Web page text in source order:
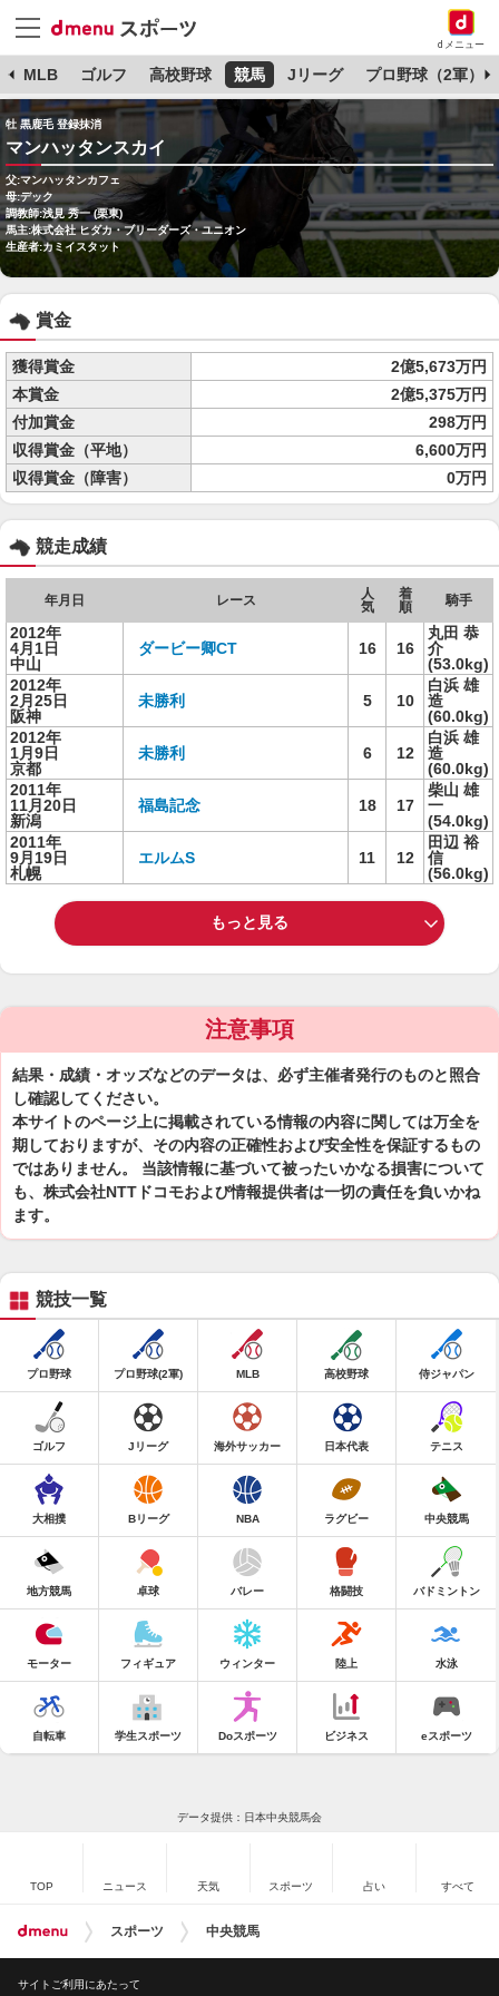
dメニュー
MLB ゴルフ 高校野球 競馬 Jリーグ プロ野球（2軍）
牡 黒鹿毛 登録抹消
マンハッタンスカイ
父:マンハッタンカフェ
母:デック
調教師:浅見 秀一 (栗東)
馬主:株式会社 ヒダカ・ブリーダーズ・ユニオン
生産者:カミイスタット
賞金
獲得賞金
2億5,673万円
本賞金
2億5,375万円
付加賞金
298万円
収得賞金（平地）
6,600万円
収得賞金（障害）
0万円
競走成績
年月日 レース
人
気
着
順
騎手
2012年
4月1日
中山
ダービー卿CT 16 16
丸田 恭
介
(53.0kg)
2012年
2月25日
阪神
未勝利 5 10
白浜 雄
造
(60.0kg)
2012年
1月9日
京都
未勝利 6 12
白浜 雄
造
(60.0kg)
2011年
11月20日
新潟
福島記念 18 17
柴山 雄
一
(54.0kg)
2011年
9月19日
札幌
エルムS 11 12
田辺 裕
信
(56.0kg)
もっと見る
注意事項
結果・成績・オッズなどのデータは、必ず主催者発行のものと照合
し確認してください。
本サイトのページ上に掲載されている情報の内容に関しては万全を
期しておりますが、その内容の正確性および安全性を保証するもの
ではありません。 当該情報に基づいて被ったいかなる損害について
も、株式会社NTTドコモおよび情報提供者は一切の責任を負いかね
ます。
競技一覧
プロ野球 プロ野球(2軍) MLB 高校野球 侍ジャパン
ゴルフ Jリーグ 海外サッカー 日本代表 テニス
大相撲 Bリーグ NBA ラグビー 中央競馬
地方競馬 卓球 バレー 格闘技 バドミントン
モーター フィギュア ウィンター 陸上 水泳
自転車 学生スポーツ Doスポーツ ビジネス eスポーツ
データ提供：日本中央競馬会
TOP ニュース 天気 スポーツ 占い すべて
スポーツ 中央競馬
サイトご利用にあたって